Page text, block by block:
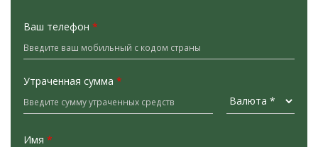
Ваш телефон *
Утраченная сумма *
Имя *